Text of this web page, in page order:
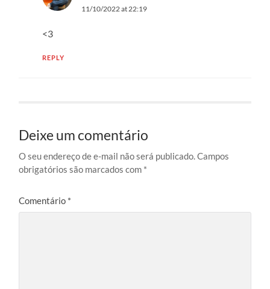
11/10/2022 at 22:19
<3
REPLY
Deixe um comentário
O seu endereço de e-mail não será publicado.Campos
obrigatórios são marcados com *
Comentário *